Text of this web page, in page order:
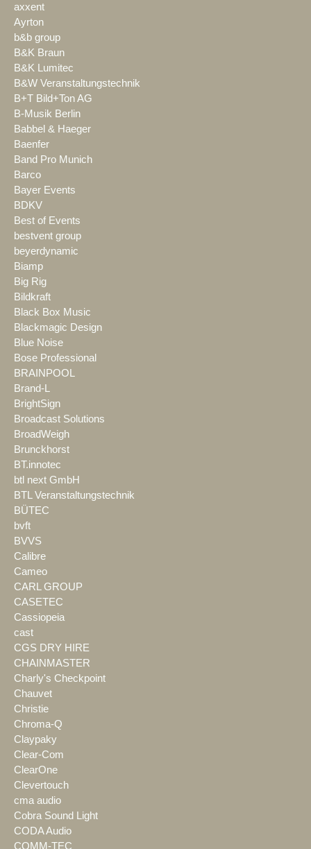
axxent
Ayrton
b&b group
B&K Braun
B&K Lumitec
B&W Veranstaltungstechnik
B+T Bild+Ton AG
B-Musik Berlin
Babbel & Haeger
Baenfer
Band Pro Munich
Barco
Bayer Events
BDKV
Best of Events
bestvent group
beyerdynamic
Biamp
Big Rig
Bildkraft
Black Box Music
Blackmagic Design
Blue Noise
Bose Professional
BRAINPOOL
Brand-L
BrightSign
Broadcast Solutions
BroadWeigh
Brunckhorst
BT.innotec
btl next GmbH
BTL Veranstaltungstechnik
BÜTEC
bvft
BVVS
Calibre
Cameo
CARL GROUP
CASETEC
Cassiopeia
cast
CGS DRY HIRE
CHAINMASTER
Charly's Checkpoint
Chauvet
Christie
Chroma-Q
Claypaky
Clear-Com
ClearOne
Clevertouch
cma audio
Cobra Sound Light
CODA Audio
COMM-TEC